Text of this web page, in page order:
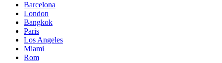
Barcelona
London
Bangkok
Paris
Los Angeles
Miami
Rom